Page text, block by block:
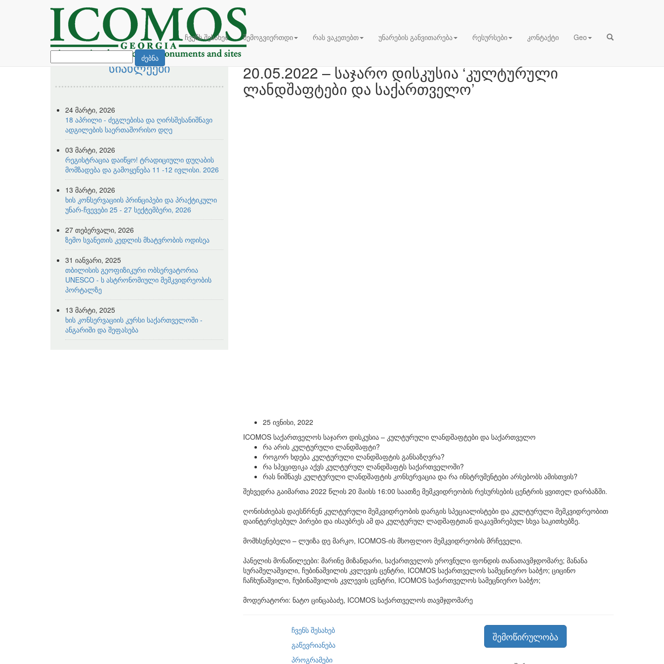
ჩვენს შესახებ შემოგვიერთდი რას ვაკეთებთ უნარების განვითარება რესურსები კონტაქტი Geo
ძებნა
სიახლეები
24 მარტი, 2026
18 აპრილი - ძეგლებისა და ღირსშესანიშნავი
ადგილების საერთაშორისო დღე
03 მარტი, 2026
რეგისტრაცია დაიწყო! ტრადიციული დუღაბის
მომზადება და გამოყენება 11 -12 ივლისი. 2026
13 მარტი, 2026
ხის კონსერვაციის პრინციპები და პრაქტიკული
უნარ-ჩვევები 25 - 27 სექტემბერი, 2026
27 თებერვალი, 2026
ზემო სვანეთის კედლის მხატვრობის ოდისეა
31 იანვარი, 2025
თბილისის გეოფიზიკური ობსერვატორია
UNESCO - ს ასტრონომიული მემკვიდრეობის
პორტალზე
13 მარტი, 2025
ხის კონსერვაციის კურსი საქართველოში -
ანგარიში და შეფასება
20.05.2022 – საჯარო დისკუსია ‘კულტურული
ლანდშაფტები და საქართველო’
25 ივნისი, 2022
ICOMOS საქართველოს საჯარო დისკუსია – კულტურული ლანდშაფტები და საქართველო
რა არის კულტურული ლანდშაფტი?
როგორ ხდება კულტურული ლანდშაფტის განსაზღვრა?
რა სპეციფიკა აქვს კულტურულ ლანდშაფტს საქართველოში?
რას ნიშნავს კულტურული ლანდშაფტის კონსერვაცია და რა ინსტრუმენტები არსებობს ამისთვის?
შეხვედრა გაიმართა 2022 წლის 20 მაისს 16:00 საათზე მემკვიდრეობის რესურსების ცენტრის ყვითელ დარბაზში.
ღონისძიებას დაესწრნენ კულტურული მემკვიდრეობის დარგის სპეციალისტები და კულტურული მემკვიდრეობით
დაინტერესებულ პირები და ისაუბრეს ამ და კულტურულ ლადშაფტთან დაკავშირებულ სხვა საკითხებზე.
მომხსენებელი – ლუიზა დე მარკო, ICOMOS-ის მსოფლიო მემკვიდრეობის მრჩეველი.
პანელის მონაწილეები: მარინე მიზანდარი, საქართველოს ეროვნული ფონდის თანათავმჯდომარე; მანანა
სურამელაშვილი, ჩუბინაშვილის კვლევის ცენტრი, ICOMOS საქართველოს სამეცნიერო საბჭო; ციცინო
ჩაჩხუნაშვილი, ჩუბინაშვილის კვლევის ცენტრი, ICOMOS საქართველოს სამეცნიერო საბჭო;
მოდერატორი: ნატო ცინცაბაძე, ICOMOS საქართველოს თავმჯდომარე
ჩვენს შესახებ
გაწევრიანება
პროგრამები
შემოწირულობა